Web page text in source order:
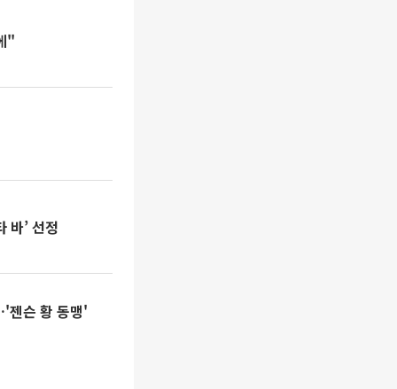
"
바’ 선정
젠슨 황 동맹'